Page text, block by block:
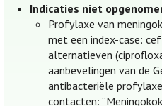
Indicaties niet
Profylaxe van
met een index-case:
alternatieven
aanbevelingen van de
antibacteriële
contacten: